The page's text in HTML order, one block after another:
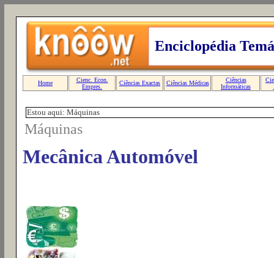
Estou aqui: Máquinas
Máquinas
Mecânica Automóvel